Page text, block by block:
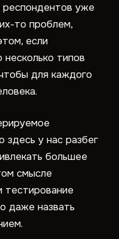
уже
то проблем,
если
типов
для каждого
здесь у нас разбег
большее
смысле
даже назвать